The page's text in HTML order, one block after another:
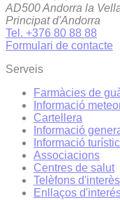
AD500 Andorra la
Principat d'Andorra
Tel. +376 80 88 88
Formulari de contacte
Serveis
Farmàcies de
Informació
Cartellera
Informació
Informació
Associacions
Centres de salut
Telèfons d'interès
Enllaços